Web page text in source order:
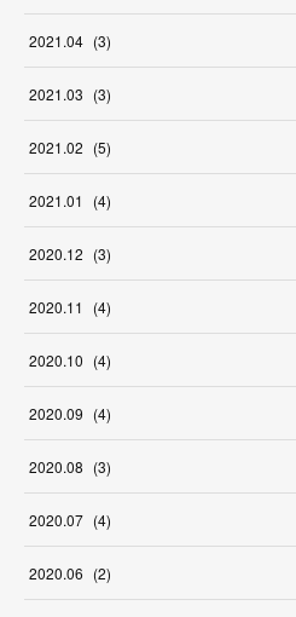
2021.04 (3)
2021.03 (3)
2021.02 (5)
2021.01 (4)
2020.12 (3)
2020.11 (4)
2020.10 (4)
2020.09 (4)
2020.08 (3)
2020.07 (4)
2020.06 (2)